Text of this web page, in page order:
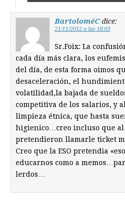
BartoloméC dice:
21/11/2012 a las 18:03
Sr.Foix: La
cada día más clara, los
del día, de esta forma oimos
desaceleración, el
volatilidad,la bajada de
competitiva de los salarios, y
limpieza étnica, que hasta
higienico…creo incluso que al
pretendieron llamarle ticket
Creo que la ESO pretendia
educarnos como a
lerdos…